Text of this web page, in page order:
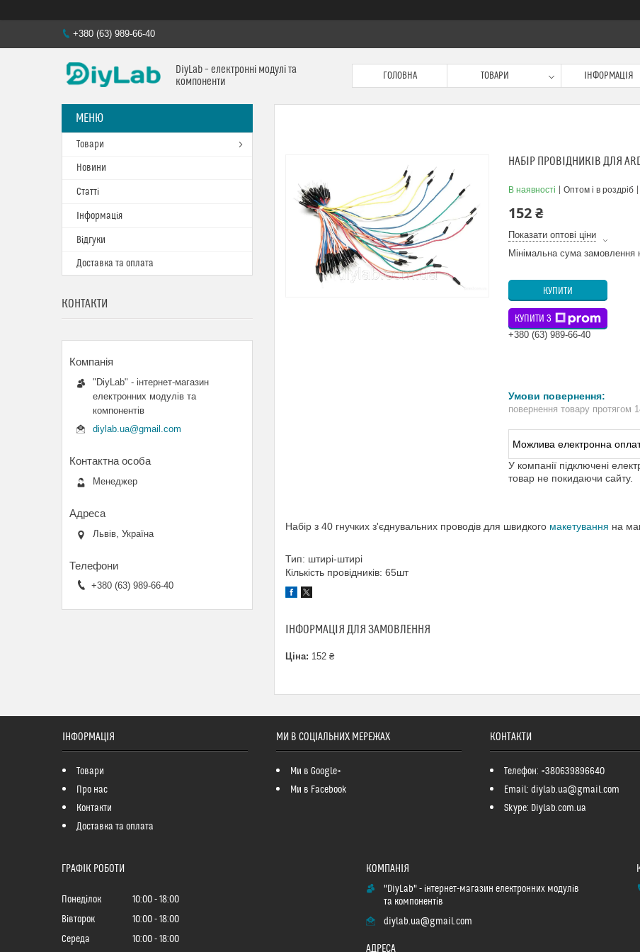
+380 (63) 989-66-40
DiyLab – електронні модулі та
компоненти
ГОЛОВНА ТОВАРИ ІНФОРМАЦІЯ
НАБІР ПРОВІДНИКІВ ДЛЯ
В наявності Оптом і в роздріб
152 ₴
Показати оптові ціни
Мінімальна сума замовлення
КУПИТИ
КУПИТИ З
+380 (63) 989-66-40
повернення товару протягом
У компанії підключені
товар не покидаючи сайту.
Набір з 40 гнучких з'єднувальних проводів для швидкого макетування на
Тип: штирі-штирі
Кількість провідників: 65шт
ІНФОРМАЦІЯ ДЛЯ ЗАМОВЛЕННЯ
Ціна: 152 ₴
Товари
Новини
Статті
Інформація
Відгуки
Доставка та оплата
КОНТАКТИ
"DiyLab" - інтернет-магазин
електронних модулів та
компонентів
diylab.ua@gmail.com
Менеджер
Львів, Україна
+380 (63) 989-66-40
ІНФОРМАЦІЯ
Товари
Про нас
Контакти
Доставка та оплата
МИ В СОЦІАЛЬНИХ МЕРЕЖАХ
Ми в Google+
Ми в Facebook
КОНТАКТИ
Телефон: +380639896640
Email: diylab.ua@gmail.com
Skype: Diylab.com.ua
ГРАФІК РОБОТИ
Понеділок 10:00
18:00
Вівторок
10:00
18:00
Середа
10:00 18:00
"DiyLab" - інтернет-магазин електронних модулів
та компонентів
diylab.ua@gmail.com